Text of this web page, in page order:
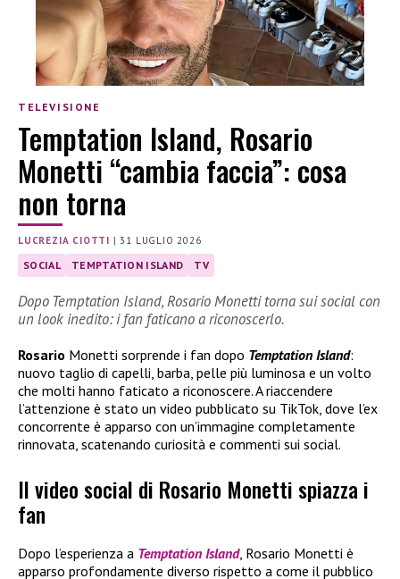
TELEVISIONE
Temptation Island, Rosario
Monetti “cambia faccia”: cosa
non torna
LUCREZIA CIOTTI |31 LUGLIO 2026
SOCIAL TEMPTATION ISLAND TV
Dopo Temptation Island, Rosario Monetti torna sui social con
un look inedito: i fan faticano a riconoscerlo.
Rosario Monetti sorprende i fan dopo Temptation Island:
nuovo taglio di capelli, barba, pelle più luminosa e un volto
che molti hanno faticato a riconoscere. A riaccendere
l’attenzione è stato un video pubblicato su TikTok, dove l’ex
concorrente è apparso con un’immagine completamente
rinnovata, scatenando curiosità e commenti sui social.
Il video social di Rosario Monetti spiazza i
fan
Dopo l’esperienza a Temptation Island, Rosario Monetti è
apparso profondamente diverso rispetto a come il pubblico